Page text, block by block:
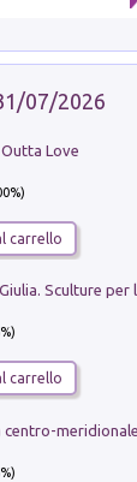
07/2026
Love
carrello
carrello